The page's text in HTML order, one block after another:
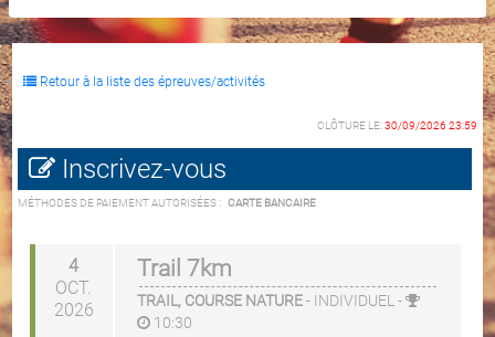
Retour à la liste des épreuves/activités
CLÔTURE LE:30/09/2026 23:59
Inscrivez-vous
MÉTHODES DE PAIEMENT AUTORISÉES : CARTE BANCAIRE
4
OCT.
2026
Trail 7km
TRAIL, COURSE NATURE - INDIVIDUEL -
10:30